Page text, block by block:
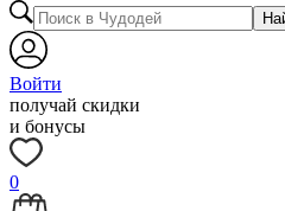
Войти
получай скидки
и бонусы
0